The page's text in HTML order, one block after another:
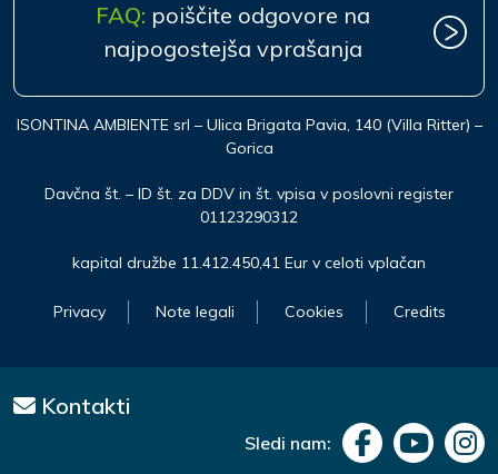
FAQ: poiščite odgovore na
najpogostejša vprašanja
ISONTINA AMBIENTE srl – Ulica Brigata Pavia, 140 (Villa Ritter) –
Gorica
Davčna št. – ID št. za DDV in št. vpisa v poslovni register
01123290312
kapital družbe 11.412.450,41 Eur v celoti vplačan
Privacy Note legali Cookies Credits
Kontakti
Sledi nam: